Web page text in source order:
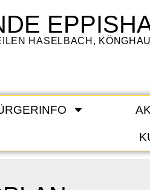
HASELBACH,